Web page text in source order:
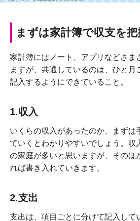
まずは家計簿で収支を把
家計簿にはノート、アプリなどさま
ますが、共通しているのは、ひと月
記入するようにできていること。
1.収入
いくらの収入があったのか、まずは
ていくとわかりやすいでしょう。収
の家庭が多いと思いますが、そのほ
れば書き入れていきます。
2.支出
支出は、項目ごとに分けて記入して